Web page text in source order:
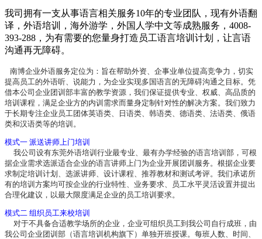
我司拥有一支从事语言相关服务10年的专业团队，现有外语翻
译，外语培训，海外游学，外国人学中文等成熟服务，4008-
393-288，为有需要的您量身打造员工语言培训计划，让言语
沟通再无障碍。
南博企业外语服务定位为：旨在帮助外资、企事业单位提高竞争力，切实
提高员工的外语听、说能力，为企业实现多国语言的无障碍沟通之目标。凭
借本公司企业团训部丰富的教学资源，我们保证提供专业、权威、高品质的
培训课程，满足企业方的内训需求而量身定制针对性的解决方案。我们致力
于长期专注企业员工团体英语类、日语类、韩语类、德语类、法语类、俄语
类和汉语类等的培训。
模式一 派送讲师上门培训
我公司设有东莞外语培训行业最专业、最有办学经验的语言培训部，可根
据企业需求选派适合企业的语言讲师上门为企业开展团训服务。根据企业要
求制定培训计划、选派讲师、设计课程、推荐教材和测试考评。我们承诺所
有的培训方案均可按企业的行业特性、业务要求、员工水平灵活设置并提出
合理化建议，以最大限度满足企业的员工培训要求。
模式二 组织员工来校培训
对于不具备合适教学场所的企业，企业可组织员工到我公司自行成班，由
我公司企业团训部（语言培训机构旗下）单独开班授课。每班人数、时间、